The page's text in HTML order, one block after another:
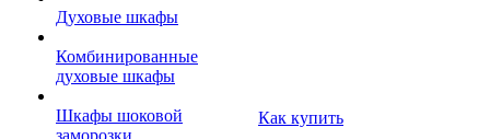
Духовые шкафы
Комбинированные
духовые шкафы
Шкафы шоковой
заморозки
Как купить